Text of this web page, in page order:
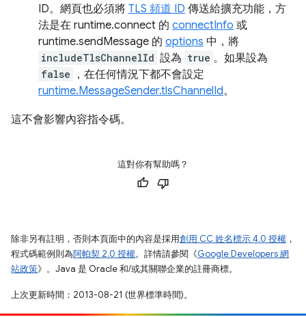
ID。網頁也必須將 TLS 頻道 ID 傳送給擴充功能，方
法是在 runtime.connect 的 connectInfo 或
runtime.sendMessage 的 options 中，將
includeTlsChannelId 設為 true 。如果設為
false
，在任何情況下都不會設定
runtime.MessageSender.tlsChannelId。
這不會影響內容指令碼。
這對你有幫助嗎？
除非另有註明，否則本頁面中的內容是採用創用 CC 姓名標示 4.0 授權 ，
程式碼範例則為阿帕契 2.0 授權。詳情請參閱《Google Developers 網
站政策》。Java 是 Oracle 和/或其關聯企業的註冊商標。
上次更新時間：2013-08-21 (世界標準時間)。